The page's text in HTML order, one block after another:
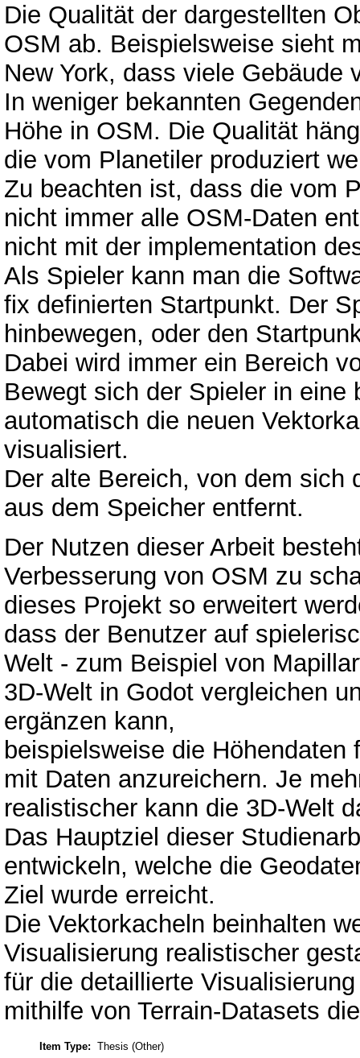
Die Qualität der dargestellten
OSM ab. Beispielsweise sieht
New York, dass viele Gebäude
In weniger bekannten
Höhe in OSM. Die Qualität
die vom Planetiler produziert
Zu beachten ist, dass die vom
nicht immer alle OSM-Daten
nicht mit der implementation
Als Spieler kann man die
fix definierten Startpunkt. Der
hinbewegen, oder den
Dabei wird immer ein Bereich
Bewegt sich der Spieler in
automatisch die neuen
visualisiert.
Der alte Bereich, von dem sich
aus dem Speicher entfernt.
Der Nutzen dieser Arbeit
Verbesserung von OSM zu
dieses Projekt so erweitert
dass der Benutzer auf
Welt - zum Beispiel von
3D-Welt in Godot vergleichen
ergänzen kann,
beispielsweise die
mit Daten anzureichern. Je
realistischer kann die 3D-Welt
Das Hauptziel dieser
entwickeln, welche die
Ziel wurde erreicht.
Die Vektorkacheln beinhalten
Visualisierung realistischer
für die detaillierte
mithilfe von Terrain-Datasets
Item Type: Thesis (Other)